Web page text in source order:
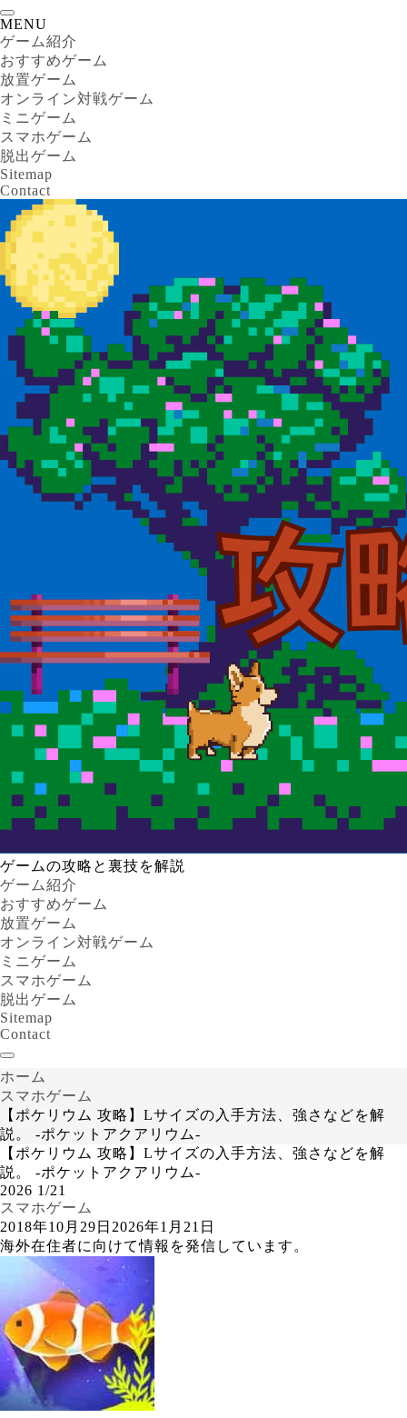
MENU
ゲーム紹介
おすすめゲーム
放置ゲーム
オンライン対戦ゲーム
ミニゲーム
スマホゲーム
脱出ゲーム
Sitemap
Contact
ゲームの攻略と裏技を解説
ゲーム紹介
おすすめゲーム
放置ゲーム
オンライン対戦ゲーム
ミニゲーム
スマホゲーム
脱出ゲーム
Sitemap
Contact
ホーム
スマホゲーム
【ポケリウム 攻略】Lサイズの入手方法、強さなどを解
説。 -ポケットアクアリウム-
【ポケリウム 攻略】Lサイズの入手方法、強さなどを解
説。 -ポケットアクアリウム-
2026 1/21
スマホゲーム
2018年10月29日 2026年1月21日
海外在住者に向けて情報を発信しています。